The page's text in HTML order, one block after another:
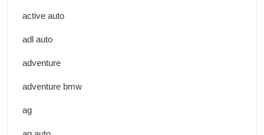
active auto
adl auto
adventure
adventure bmw
ag